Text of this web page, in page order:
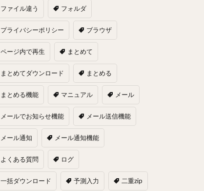
ファイル違う フォルダ
プライバシーポリシー ブラウザ
ページ内で再生 まとめて
まとめてダウンロード まとめる
まとめる機能 マニュアル メール
メールでお知らせ機能 メール送信機能
メール通知 メール通知機能
よくある質問 ログ
一括ダウンロード 予測入力 二重zip